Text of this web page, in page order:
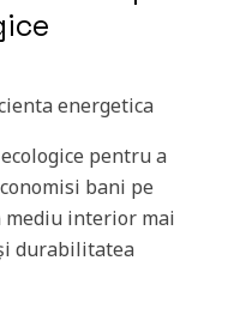
energetica
pentru a
bani pe
interior mai
durabilitatea